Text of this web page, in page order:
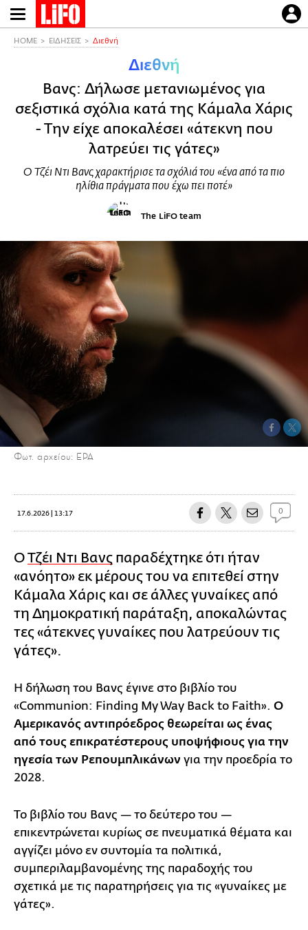
Παράκαμψη
προς
HOME ΕΙΔΗΣΕΙΣ Διεθνή
Διεθνή
Βανς: Δήλωσε μετανιωμένος για
σεξιστικά σχόλια κατά της Κάμαλα Χάρις
- Την είχε αποκαλέσει «άτεκνη που
λατρεύει τις γάτες»
Ο Τζέι Ντι Βανς χαρακτήρισε τα σχόλιά του «ένα από τα πιο
ηλίθια πράγματα που έχω πει ποτέ»
The LiFO team
Φωτ. αρχείου: ΕΡΑ
17.6.2026 | 13:17 0
ΟΤζέι Ντι Βανς παραδέχτηκε ότι ήταν
«ανόητο» εκ μέρους του να επιτεθεί στην
Κάμαλα Χάρις και σε άλλες γυναίκες από
τη Δημοκρατική παράταξη, αποκαλώντας
τες «άτεκνες γυναίκες που λατρεύουν τις
γάτες».
Η δήλωση του Βανς έγινε στο βιβλίο του
«Communion: Finding My Way Back to Faith». Ο
Αμερικανός αντιπρόεδρος θεωρείται ως ένας
από τους επικρατέστερους υποψήφιους για την
ηγεσία των Ρεπουμπλικάνων για την προεδρία το
2028.
Το βιβλίο του Βανς — το δεύτερο του —
επικεντρώνεται κυρίως σε πνευματικά θέματα και
αγγίζει μόνο εν συντομία τα πολιτικά,
συμπεριλαμβανομένης της παραδοχής του
σχετικά με τις παρατηρήσεις για τις «γυναίκες με
γάτες».